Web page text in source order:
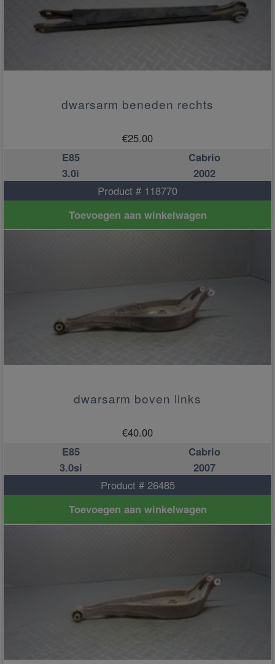
dwarsarm beneden rechts
€25.00
E85
Cabrio
3.0i
2002
Product # 118770
Toevoegen aan winkelwagen
dwarsarm boven links
€40.00
E85
Cabrio
3.0si
2007
Product # 26485
Toevoegen aan winkelwagen